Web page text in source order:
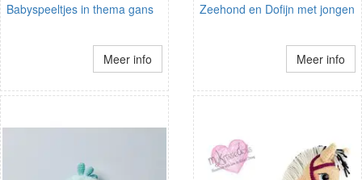
Babyspeeltjes in thema gans
Meer info
Zeehond en Dofijn met jongen
Meer info